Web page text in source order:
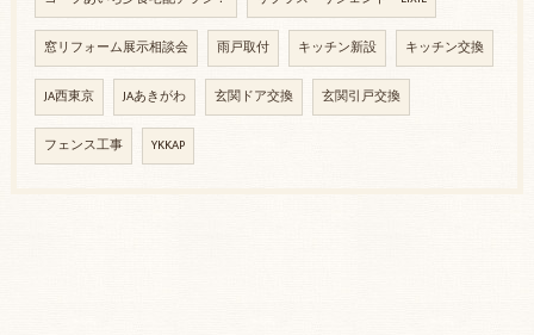
窓リフォーム展示相談会 雨戸取付 キッチン新設 キッチン交換
JA西東京 JAあきがわ 玄関ドア交換 玄関引戸交換
フェンス工事 YKKAP